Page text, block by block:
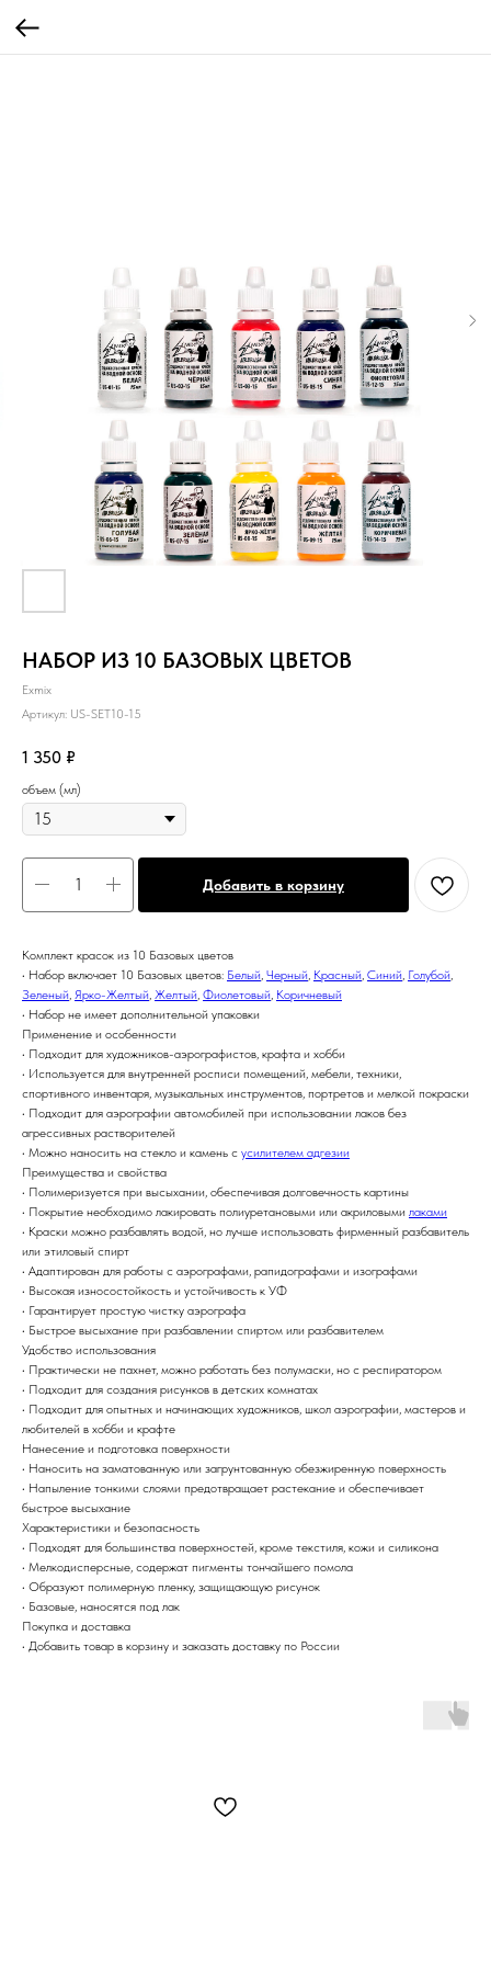
НАБОР ИЗ 10 БАЗОВЫХ ЦВЕТОВ
Exmix
Артикул: US-SET10-15
1 350 ₽
объем (мл)
Добавить в корзину
Комплект красок из 10 Базовых цветов
• Набор включает 10 Базовых цветов: Белый, Черный, Красный, Синий, Голубой,
Зеленый, Ярко-Желтый, Желтый, Фиолетовый, Коричневый
• Набор не имеет дополнительной упаковки
Применение и особенности
• Подходит для художников-аэрографистов, крафта и хобби
• Используется для внутренней росписи помещений, мебели, техники,
спортивного инвентаря, музыкальных инструментов, портретов и мелкой покраски
• Подходит для аэрографии автомобилей при использовании лаков без
агрессивных растворителей
• Можно наносить на стекло и камень с усилителем адгезии
Преимущества и свойства
• Полимеризуется при высыхании, обеспечивая долговечность картины
• Покрытие необходимо лакировать полиуретановыми или акриловыми лаками
• Краски можно разбавлять водой, но лучше использовать фирменный разбавитель
или этиловый спирт
• Адаптирован для работы с аэрографами, рапидографами и изографами
• Высокая износостойкость и устойчивость к УФ
• Гарантирует простую чистку аэрографа
• Быстрое высыхание при разбавлении спиртом или разбавителем
Удобство использования
• Практически не пахнет, можно работать без полумаски, но с респиратором
• Подходит для создания рисунков в детских комнатах
• Подходит для опытных и начинающих художников, школ аэрографии, мастеров и
любителей в хобби и крафте
Нанесение и подготовка поверхности
• Наносить на заматованную или загрунтованную обезжиренную поверхность
• Напыление тонкими слоями предотвращает растекание и обеспечивает
быстрое высыхание
Характеристики и безопасность
• Подходят для большинства поверхностей, кроме текстиля, кожи и силикона
• Мелкодисперсные, содержат пигменты тончайшего помола
• Образуют полимерную пленку, защищающую рисунок
• Базовые, наносятся под лак
Покупка и доставка
• Добавить товар в корзину и заказать доставку по России